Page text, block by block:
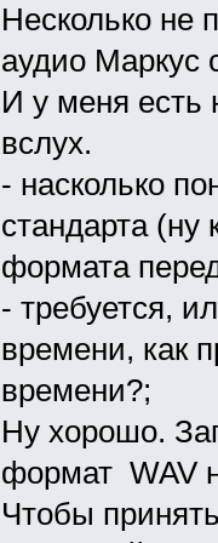
Несколько не
аудио Маркус
И у меня есть
вслух.
- насколько
стандарта (ну
формата
- требуется,
времени, как
времени?;
Ну хорошо.
формат WAV
Чтобы